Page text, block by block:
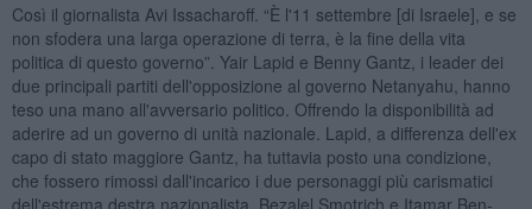
Così il giornalista Avi Issacharoff. “È l'11 settembre [di Israele], e se
non sfodera una larga operazione di terra, è la fine della vita
politica di questo governo”. Yair Lapid e Benny Gantz, i leader dei
due principali partiti dell'opposizione al governo Netanyahu, hanno
teso una mano all'avversario politico. Offrendo la disponibilità ad
aderire ad un governo di unità nazionale. Lapid, a differenza dell'ex
capo di stato maggiore Gantz, ha tuttavia posto una condizione,
che fossero rimossi dall'incarico i due personaggi più carismatici
dell'estrema destra nazionalista, Bezalel Smotrich e Itamar Ben-